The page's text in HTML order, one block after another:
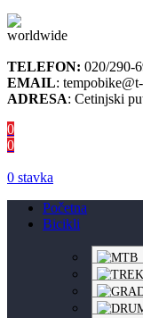
TELEFON: 020/290-
EMAIL:
ADRESA: Cetinjski
0
0
0 stavka
Početna
Bicikli